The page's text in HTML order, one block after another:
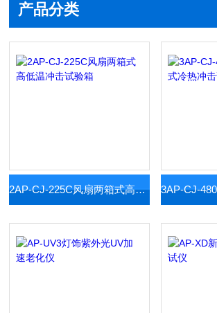
产品分类
2AP-CJ-225C风扇两箱式高低温冲击试验箱